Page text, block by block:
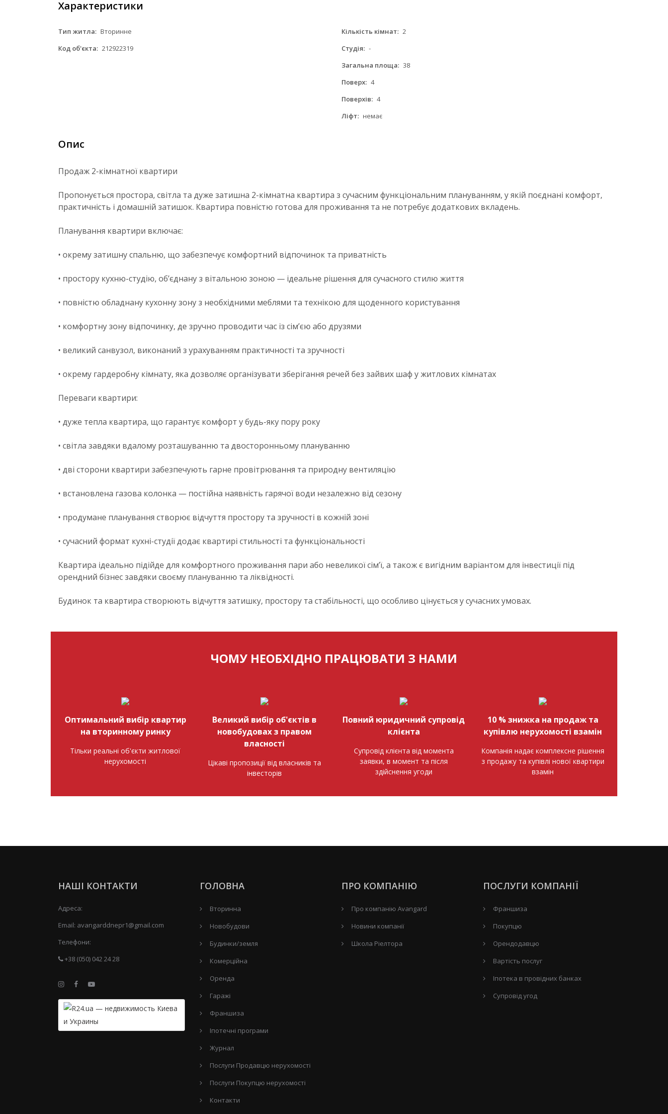
Характеристики
Тип житла: Вторинне
Код об'єкта: 212922319
Кількість кімнат: 2
Студія: -
Загальна площа: 38
Поверх: 4
Поверхів: 4
Ліфт: немає
Опис
Продаж 2-кімнатної квартири
Пропонується простора, світла та дуже затишна 2-кімнатна квартира з сучасним функціональним плануванням, у якій поєднані комфорт,
практичність і домашній затишок. Квартира повністю готова для проживання та не потребує додаткових вкладень.
Планування квартири включає:
• окрему затишну спальню, що забезпечує комфортний відпочинок та приватність
• простору кухню-студію, об’єднану з вітальною зоною — ідеальне рішення для сучасного стилю життя
• повністю обладнану кухонну зону з необхідними меблями та технікою для щоденного користування
• комфортну зону відпочинку, де зручно проводити час із сім’єю або друзями
• великий санвузол, виконаний з урахуванням практичності та зручності
• окрему гардеробну кімнату, яка дозволяє організувати зберігання речей без зайвих шаф у житлових кімнатах
Переваги квартири:
• дуже тепла квартира, що гарантує комфорт у будь-яку пору року
• світла завдяки вдалому розташуванню та двосторонньому плануванню
• дві сторони квартири забезпечують гарне провітрювання та природну вентиляцію
• встановлена газова колонка — постійна наявність гарячої води незалежно від сезону
• продумане планування створює відчуття простору та зручності в кожній зоні
• сучасний формат кухні-студії додає квартирі стильності та функціональності
Квартира ідеально підійде для комфортного проживання пари або невеликої сім’ї, а також є вигідним варіантом для інвестиції під
орендний бізнес завдяки своєму плануванню та ліквідності.
Будинок та квартира створюють відчуття затишку, простору та стабільності, що особливо цінується у сучасних умовах.
ЧОМУ НЕОБХІДНО ПРАЦЮВАТИ З НАМИ
Оптимальний вибір квартир
на вторинному ринку
Тільки реальні об'єкти житлової
нерухомості
Великий вибір об'єктів в
новобудовах з правом
власності
Цікаві пропозиції від власників та
інвесторів
Повний юридичний супровід
клієнта
Супровід клієнта від момента
заявки, в момент та після
здійснення угоди
10 % знижка на продаж та
купівлю нерухомості взамін
Компанія надає комплексне рішення
з продажу та купівлі нової квартири
взамін
НАШІ КОНТАКТИ
Адреса:
Email: avangarddnepr1@gmail.com
Телефони:
+38 (050) 042 24 28
ГОЛОВНА
Вторинна
Новобудови
Будинки/земля
Комерційна
Оренда
Гаражі
Франшиза
Іпотечні програми
Журнал
Послуги Продавцю нерухомості
Послуги Покупцю нерухомості
Контакти
ПРО КОМПАНІЮ
Про компанію Avangard
Новини компанії
Школа Ріелтора
ПОСЛУГИ КОМПАНІЇ
Франшиза
Покупцю
Орендодавцю
Вартість послуг
Іпотека в провідних банках
Супровід угод